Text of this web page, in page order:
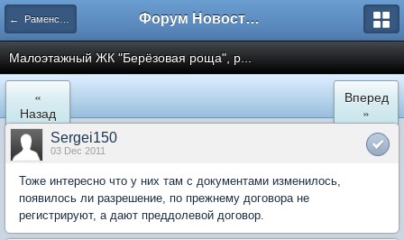
← Раменское Форум Новостройки
Малоэтажный ЖК "Берёзoвая роща", р...
«
Назад
Вперед
»
Sergei150
03 Dec 2011
Тоже интересно что у них там с документами изменилось,
появилось ли разрешение, по прежнему договора не
регистрируют, а дают преддолевой договор.